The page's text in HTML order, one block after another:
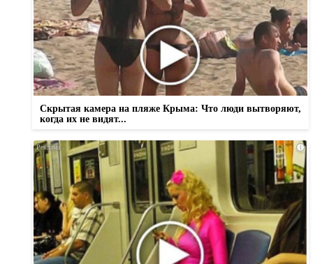
Скрытая камера на пляже Крыма: Что люди вытворяют,
когда их не видят...
i